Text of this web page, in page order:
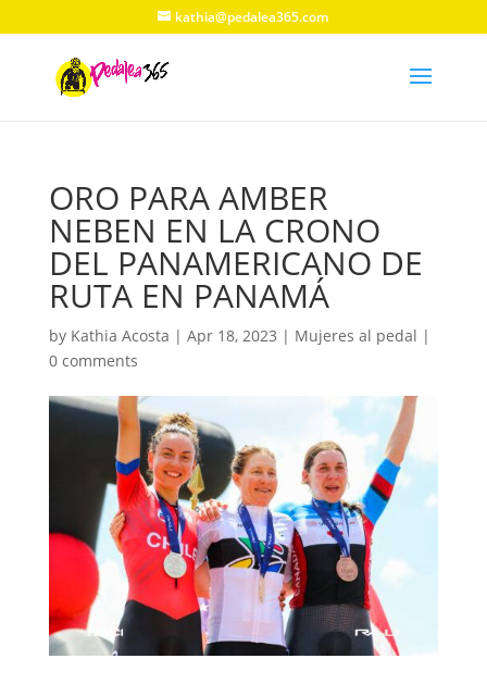
kathia@pedalea365.com
ORO PARA AMBER
NEBEN EN LA CRONO
DEL PANAMERICANO DE
RUTA EN PANAMÁ
by Kathia Acosta | Apr 18, 2023 | Mujeres al pedal |
0 comments